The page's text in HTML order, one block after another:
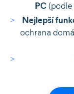
PC
Nejlepší
ochrana